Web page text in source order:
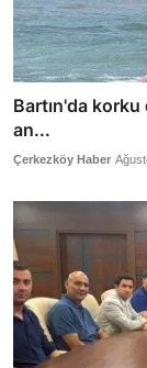
Bartın'da
an...
Çerkezköy Haber